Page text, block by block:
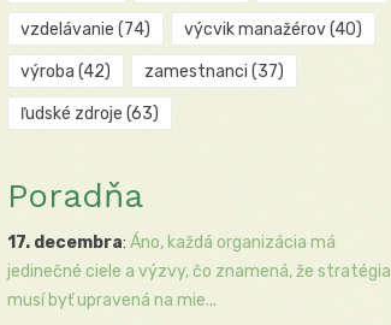
vzdelávanie (74) výcvik manažérov(40)
výroba (42) zamestnanci (37)
ľudské zdroje (63)
Poradňa
17. decembra: Áno, každá organizácia má
jedinečné ciele a výzvy, čo znamená, že stratégia
musí byť upravená na mie...